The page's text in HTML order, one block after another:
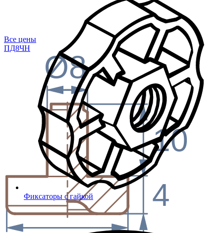
Фиксаторы с гайкой
Все цены
ПД8ЧН
4
10
Ø8